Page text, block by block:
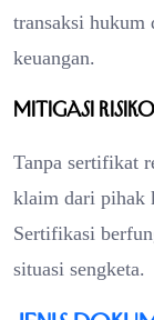
transaksi hukum
keuangan.
Mitigasi Risiko
Tanpa sertifikat
klaim dari pihak
Sertifikasi
situasi sengketa.